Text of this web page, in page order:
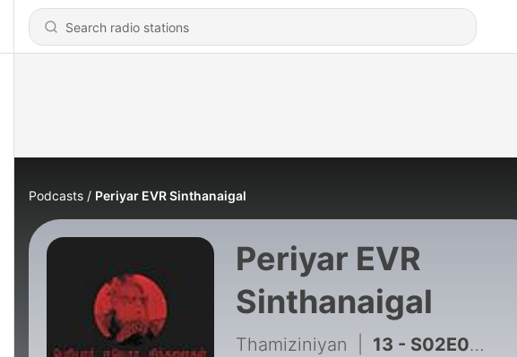
Podcasts Periyar EVR Sinthanaigal
Periyar EVR
Sinthanaigal
Thamiziniyan 13 - S02E02 - வடநாட்டுக் கடவுள்கள்